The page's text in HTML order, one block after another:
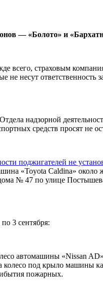
— «Болото» и
всего, страховым
не несут ответственность
надзорной
средств просят не
поджигателей не
«Toyota Caldina»
№ 47 по улице
3 сентября:
автомашины «Nissan
под крыло машины
пожарных.